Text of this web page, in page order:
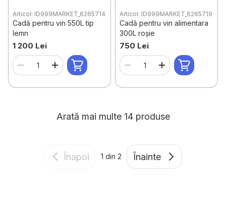
Articol: ID999MARKET_6265714
Cadă pentru vin 550L tip
lemn
1 200 Lei
Articol: ID999MARKET_6265719
Cadă pentru vin alimentara
300L roșie
750 Lei
Arată mai multe 14 produse
Înapoi 1 din 2 Înainte